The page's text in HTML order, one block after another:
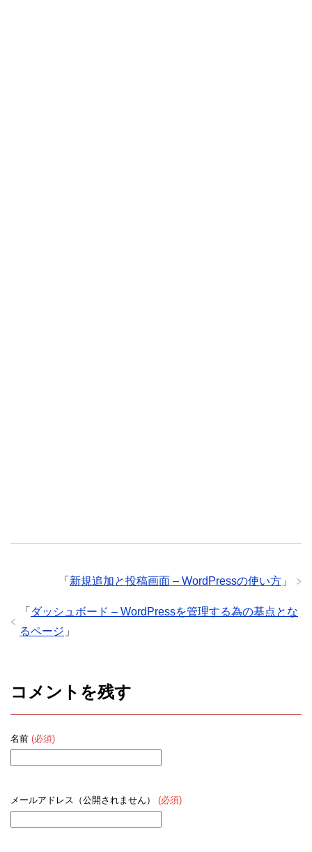
「 新規追加と投稿画面 – WordPressの使い方 」
「 ダッシュボード – WordPressを管理する為の基点とな
るページ 」
コメントを残す
名前 (必須)
メールアドレス（公開されません） (必須)